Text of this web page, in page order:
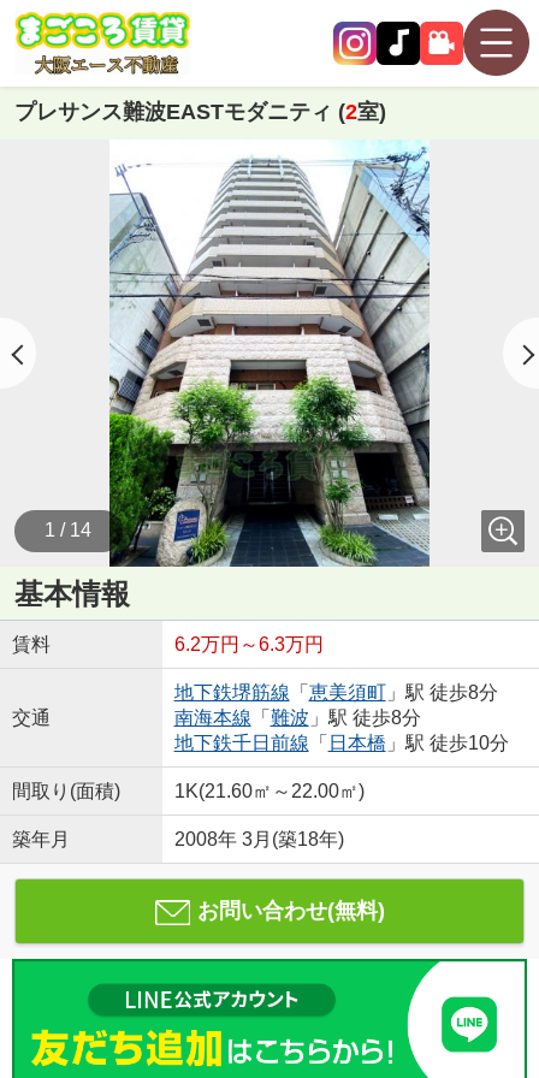
プレサンス難波EASTモダニティ (2室)
1 / 14
基本情報
賃料 6.2万円～6.3万円
交通
地下鉄堺筋線 「 恵美須町
」駅 徒歩8分
南海本線 「 難波 」駅 徒歩8分
地下鉄千日前線 「 日本橋 」駅 徒歩10分
間取り(面積) 1K(21.60㎡～22.00㎡)
築年月 2008年 3月(築18年)
お問い合わせ(無料)